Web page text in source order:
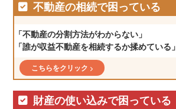
不動産の相続で困っている
「不動産の分割方法がわからない」
「誰が収益不動産を相続するか揉めている」
こちらをクリック
財産の使い込みで困っている